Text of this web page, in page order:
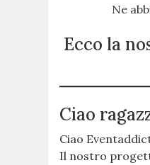
Ne
Ecco la
Ciao
Ciao
Il nostro